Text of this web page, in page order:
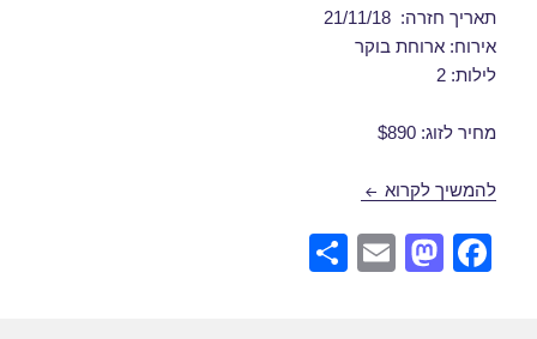
תאריך חזרה: 21/11/18
אירוח: ארוחת בוקר
לילות: 2
מחיר לזוג: $890
להמשיך לקרוא דילים לפראג בנובמבר 19/11/2018
F
M
E